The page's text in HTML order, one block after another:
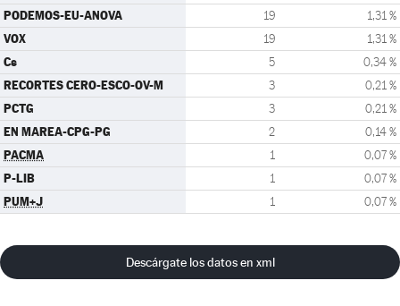
PODEMOS-EU-ANOVA 19 1,31 %
VOX 19 1,31 %
Cs 5 0,34 %
RECORTES CERO-ESCO-OV-M 3 0,21 %
PCTG 3 0,21 %
EN MAREA-CPG-PG 2 0,14 %
PACMA 1 0,07 %
P-LIB 1 0,07 %
PUM+J 1 0,07 %
Descárgate los datos en xml